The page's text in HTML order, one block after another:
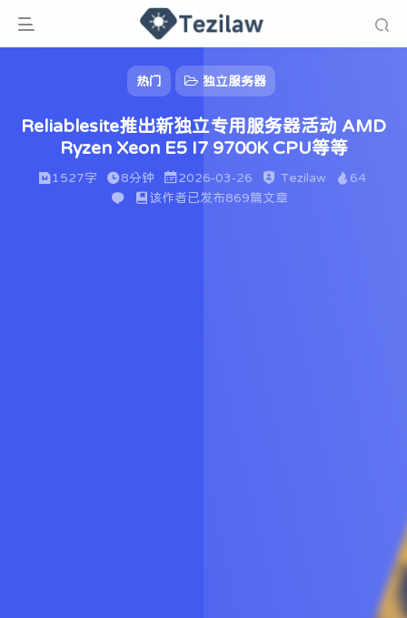
热门 独立服务器
Reliablesite推出新独立专用服务器活动 AMD
Ryzen Xeon E5 I7 9700K CPU等等
1527字 8分钟 2026-03-26 Tezilaw
64
该作者已发布869篇文章